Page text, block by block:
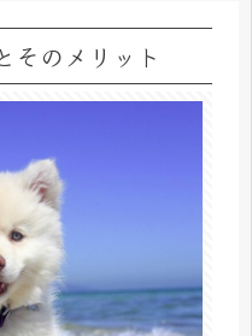
そのメリット